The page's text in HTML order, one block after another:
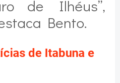
de Ilhéus”,
Bento.
de Itabuna e